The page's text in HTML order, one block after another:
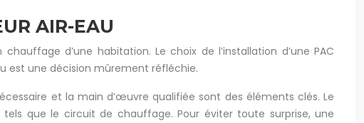
AIR-EAU
d’une habitation. Le choix de l’installation d’une PAC
est une décision mûrement réfléchie.
et la main d’œuvre qualifiée sont des éléments clés. Le
que le circuit de chauffage. Pour éviter toute surprise, une